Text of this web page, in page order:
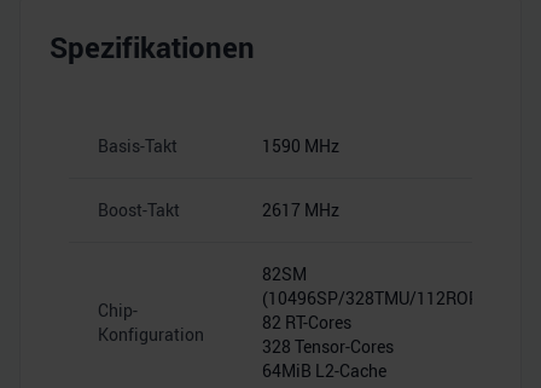
Spezifikationen
Basis-Takt 1590 MHz
Boost-Takt 2617 MHz
Chip-
Konfiguration
82SM
(10496SP/328TMU/112ROP)
82 RT-Cores
328 Tensor-Cores
64MiB L2-Cache